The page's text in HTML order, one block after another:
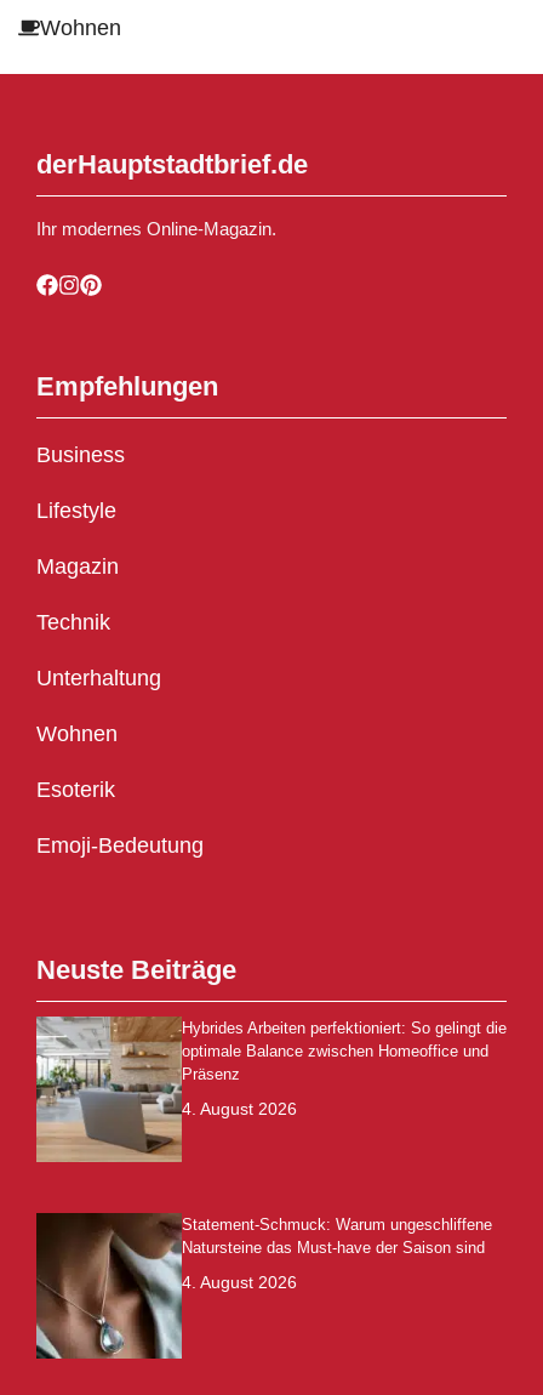
Wohnen
derHauptstadtbrief.de
Ihr modernes Online-Magazin.
Empfehlungen
Business
Lifestyle
Magazin
Technik
Unterhaltung
Wohnen
Esoterik
Emoji-Bedeutung
Neuste Beiträge
Hybrides Arbeiten perfektioniert: So gelingt die
optimale Balance zwischen Homeoffice und
Präsenz
4. August 2026
Statement-Schmuck: Warum ungeschliffene
Natursteine das Must-have der Saison sind
4. August 2026